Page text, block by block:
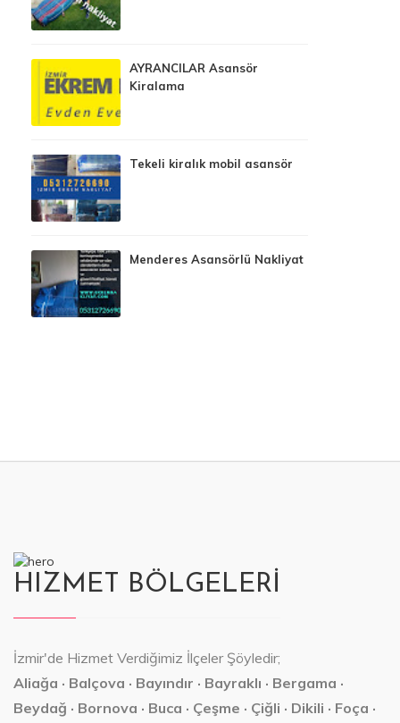
AYRANCILAR Asansör
Kiralama
Tekeli kiralık mobil asansör
Menderes Asansörlü Nakliyat
HIZMET BÖLGELERİ
İzmir'de Hizmet Verdiğimiz İlçeler Şöyledir;
Aliağa · Balçova · Bayındır · Bayraklı · Bergama ·
Beydağ · Bornova · Buca · Çeşme · Çiğli · Dikili · Foça ·